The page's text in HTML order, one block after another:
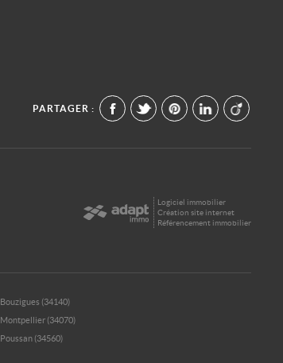
PARTAGER :
Logiciel immobilier
Création site internet
Référencement immobilier
Bouzigues (34140)
Montpellier (34070)
Poussan (34560)